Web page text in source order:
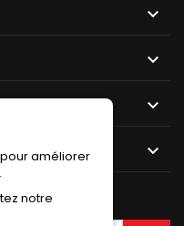




améliorer
notre